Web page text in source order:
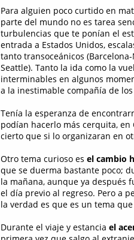
Para alguien poco curtido en
parte del mundo no es tarea
turbulencias que te ponían el
entrada a Estados Unidos,
tanto transoceánicos
Seattle). Tanto la ida como la
interminables en algunos
a la inestimable compañía de
Tenía la esperanza de
podían hacerlo más cerquita, en
cierto que si lo organizaran en
Otro tema curioso es el cambio
que se duerma bastante poco;
la mañana, aunque ya después
el día previo al regreso. Pero a
la verdad es que es un tema
Durante el viaje y estancia el